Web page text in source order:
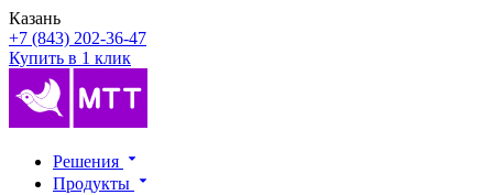
Казань
+7 (843) 202-36-47
Купить в 1 клик
Решения
Продукты